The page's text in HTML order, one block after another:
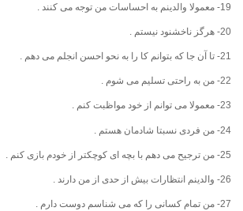
19- معمولا والدینم به احساسات من توجه می کنند .
20- هرگز ناخشنود نیستم .
21- تا آن جا که بتوانم کا را به نحو احسن انجلم می دهم .
22- من به راحتی تسلیم می شوم .
23- معمولا می توانم از خود مواظبت کنم .
24- من فردی نسبتا شادمان هستم .
25- من ترجیح می دهم با بچه ای کوچکتر از خودم بازی کنم .
26- والدینم انتظارات بیش از حدی از من دارند .
27- من تمام کسانی را که می شناسم دوست دارم .